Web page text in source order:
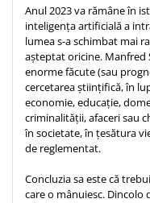
Teologie
A doua venire
Apologetica
Dogmatica
Istoria Bisericii
Misiune
Viata crestina
Contemporaneitate
Devotional
Anul 2023 va rămâne în
inteligența artificială a
lumea s-a schimbat mai
așteptat oricine. Manfred
enorme făcute (sau
cercetarea științifică, în
economie, educație,
criminalității, afaceri sau
în societate, în țesătura
de reglementat.
Concluzia sa este că
care o mânuiesc. Dincolo